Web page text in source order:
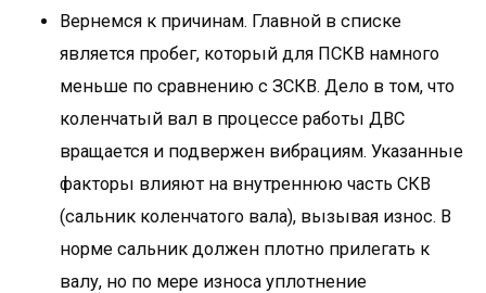
Вернемся к причинам. Главной в списке
является пробег, который для ПСКВ намного
меньше по сравнению с ЗСКВ. Дело в том, что
коленчатый вал в процессе работы ДВС
вращается и подвержен вибрациям. Указанные
факторы влияют на внутреннюю часть СКВ
(сальник коленчатого вала), вызывая износ. В
норме сальник должен плотно прилегать к
валу, но по мере износа уплотнение